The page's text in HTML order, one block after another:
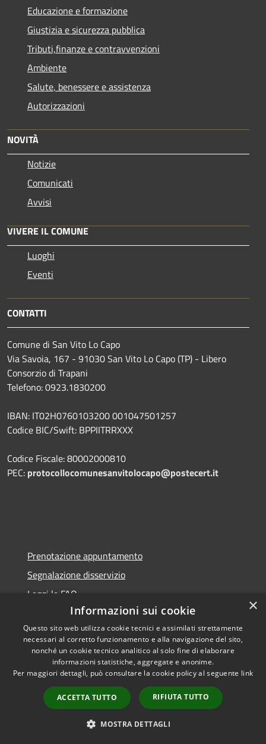
Educazione e formazione
Giustizia e sicurezza pubblica
Tributi,finanze e contravvenzioni
Ambiente
Salute, benessere e assistenza
Autorizzazioni
NOVITÀ
Notizie
Comunicati
Avvisi
VIVERE IL COMUNE
Luoghi
Eventi
CONTATTI
Comune di San Vito Lo Capo
Via Savoia, 167 - 91030 San Vito Lo Capo (TP) - Libero
Consorzio di Trapani
Telefono: 0923.1830200
IBAN: IT02H0760103200 001047501257
Codice BIC/Swift: BPPIITRRXXX
Codice Fiscale: 80002000810
PEC: protocollocomunesanvitolocapo@postecert.it
Prenotazione appuntamento
Segnalazione disservizio
Leggi le FAQ
Richiesta di assistenza
Amministrazione trasparente
Informativa privacy
Note legali
Dichiarazione di accessibilità
×
Informazioni sui cookie
Questo sito web utilizza cookie tecnici e assimilati strettamente
necessari al corretto funzionamento e alla navigazione del sito,
nonché un cookie tecnico analitico al solo fine di elaborare
informazioni statistiche, aggregate e anonime.
Per maggiori dettagli, può consultare la cookie policy al seguente link
ACCETTA TUTTO RIFIUTA TUTTO
MOSTRA DETTAGLI